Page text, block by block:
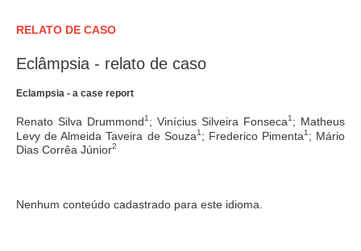
RELATO DE CASO
Eclâmpsia - relato de caso
Eclampsia - a case report
Renato Silva Drummond1 ; Vinícius Silveira Fonseca1 ; Matheus
Levy de Almeida Taveira de Souza1 ; Frederico Pimenta1 ; Mário
Dias Corrêa Júnior2
Nenhum conteúdo cadastrado para este idioma.